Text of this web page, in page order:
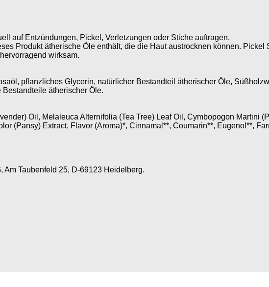
auf Entzündungen, Pickel, Verletzungen oder Stiche auftragen.
Produkt ätherische Öle enthält, die die Haut austrocknen können.
wirksam.
pflanzliches Glycerin, natürlicher Bestandteil ätherischer Öle,
ätherischer Öle.
Oil, Melaleuca Alternifolia (Tea Tree) Leaf Oil, Cymbopogon Martini
(Pansy) Extract, Flavor (Aroma)*, Cinnamal**, Coumarin**, Eugenol**,
Am Taubenfeld 25, D-69123 Heidelberg.